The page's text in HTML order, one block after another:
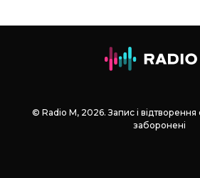
© Radio М, 2026. Запис і відтворення
заборонені